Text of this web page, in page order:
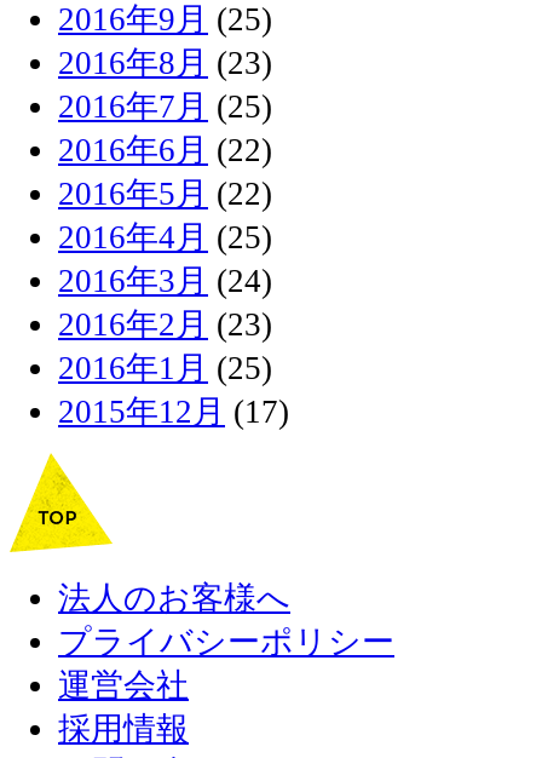
2016年9月 (25)
2016年8月 (23)
2016年7月 (25)
2016年6月 (22)
2016年5月 (22)
2016年4月 (25)
2016年3月 (24)
2016年2月 (23)
2016年1月 (25)
2015年12月 (17)
法人のお客様へ
プライバシーポリシー
運営会社
採用情報